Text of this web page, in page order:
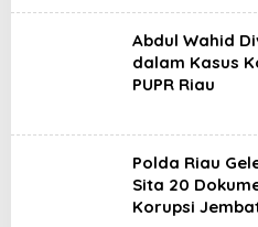
Abdul Wahid
dalam Kasus
PUPR Riau
Polda Riau
Sita 20
Korupsi